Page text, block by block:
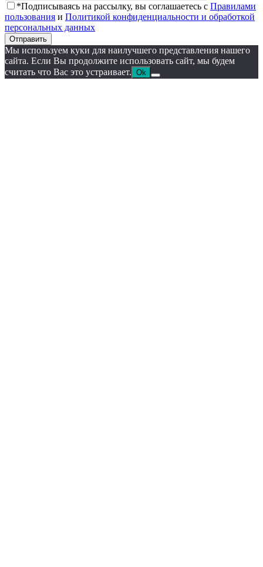
*Подписываясь на рассылку, вы соглашаетесь с Правилами
пользования и Политикой конфиденциальности и обработкой
персональных данных
Отправить
Мы используем куки для наилучшего представления нашего
сайта. Если Вы продолжите использовать сайт, мы будем
считать что Вас это устраивает. Ok